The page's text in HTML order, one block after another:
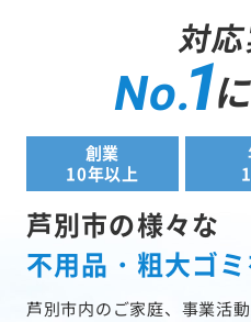
対
No.1
創業
10年以上
芦別市の様々な
不用品・粗大ゴミ
芦別市内のご家庭、事業活